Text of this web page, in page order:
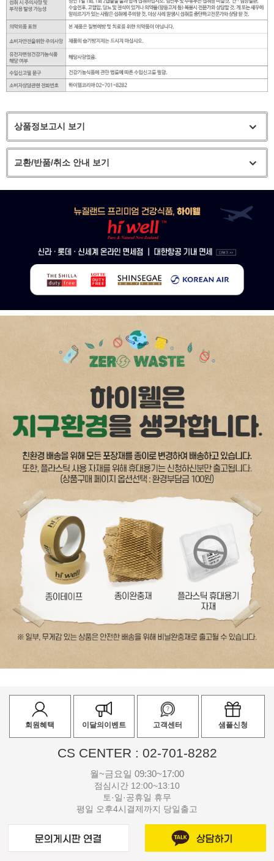
상품정보고시 보기
교환/반품/취소 안내 보기
회원혜택 이달의이벤트 고객센터 샘플신청
CS CENTER : 02-701-8282
월~금요일 09:30~17:00
점심시간 12:00~13:10
토·일·공휴일 휴무
평일 오후4시결제까지 당일출고